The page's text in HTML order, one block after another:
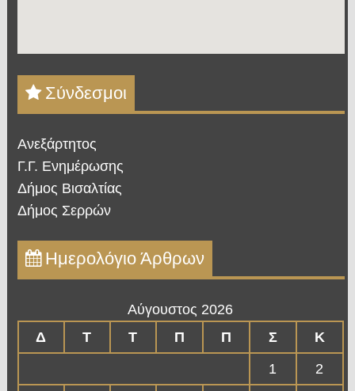
Σύνδεσμοι
Ανεξάρτητος
Γ.Γ. Ενημέρωσης
Δήμος Βισαλτίας
Δήμος Σερρών
Ημερολόγιο Άρθρων
Αύγουστος 2026
Δ
Τ Τ Π Π Σ
Κ
1
2